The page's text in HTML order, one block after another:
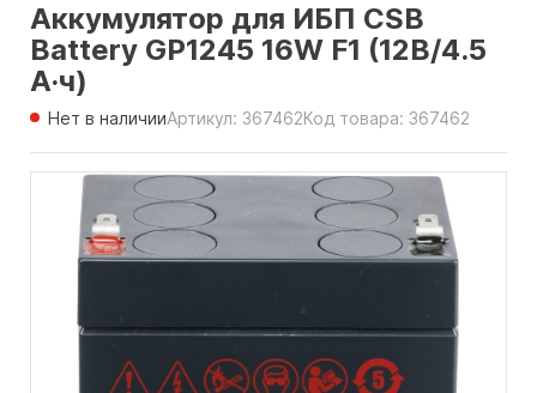
Аккумулятор для ИБП CSB
Battery GP1245 16W F1 (12В/4.5
А·ч)
Нет в наличииАртикул: 367462Код товара: 367462